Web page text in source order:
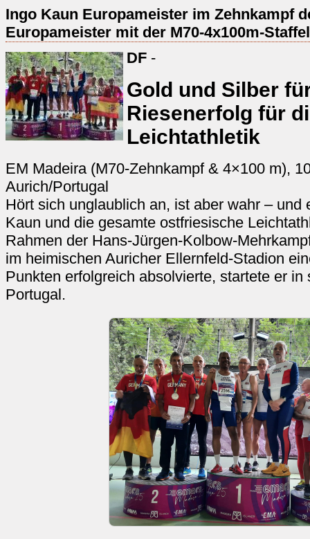
Ingo Kaun Europameister im Zehnkampf
Europameister mit der M70-4x100m-
DF -
Gold und Silber
Riesenerfolg für
Leichtathletik
EM Madeira (M70-Zehnkampf & 4×100 m),
Aurich/Portugal
Hört sich unglaublich an, ist aber wahr – und
Kaun und die gesamte ostfriesische
Rahmen der Hans-Jürgen-Kolbow-
im heimischen Auricher Ellernfeld-Stadion
Punkten erfolgreich absolvierte, startete er
Portugal.